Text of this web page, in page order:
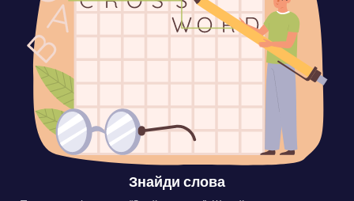
Знайди слова